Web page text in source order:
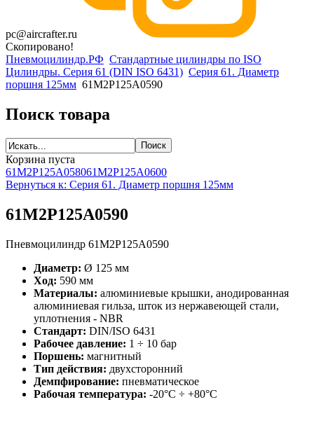
pc@aircrafter.ru
Скопировано!
Пневмоцилиндр.РФ Стандартные цилиндры по ISO
Цилиндры. Серия 61 (DIN ISO 6431) Серия 61. Диаметр
поршня 125мм 61M2P125A0590
Поиск товара
Корзина пуста
61M2P125A058061M2P125A0600
Вернуться к: Серия 61. Диаметр поршня 125мм
61M2P125A0590
Пневмоцилиндр 61M2P125A0590
Диаметр: Ø 125 мм
Ход: 590 мм
Материалы: алюминиевые крышки, анодированная
алюминиевая гильза, шток из нержавеющей стали,
уплотнения - NBR
Стандарт: DIN/ISO 6431
Рабочее давление: 1 ÷ 10 бар
Поршень: магнитный
Тип действия: двухсторонний
Демпфирование: пневматическое
Рабочая температура: -20°C ÷ +80°C